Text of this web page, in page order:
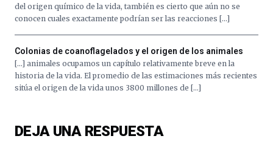
del origen químico de la vida, también es cierto que aún no se
conocen cuales exactamente podrían ser las reacciones […]
Colonias de coanoflagelados y el origen de los animales
[…] animales ocupamos un capítulo relativamente breve en la
historia de la vida. El promedio de las estimaciones más recientes
sitúa el origen de la vida unos 3800 millones de […]
DEJA UNA RESPUESTA